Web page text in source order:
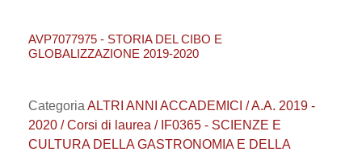
AVP7077975 - STORIA DEL CIBO E
GLOBALIZZAZIONE 2019-2020
Categoria ALTRI ANNI ACCADEMICI / A.A. 2019 -
2020 / Corsi di laurea / IF0365 - SCIENZE E
CULTURA DELLA GASTRONOMIA E DELLA